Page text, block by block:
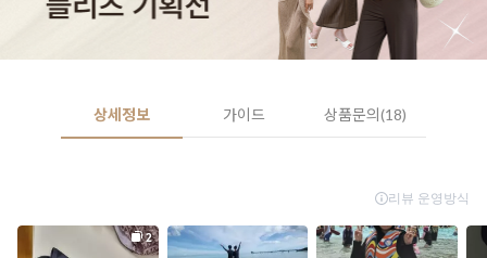
상세정보 가이드 상품문의(18)